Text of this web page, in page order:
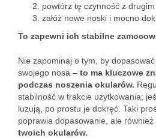
powtórz tę czynność z drugim
załóż nowe noski i mocno
To zapewni ich stabilne
Nie zapominaj o tym, by
swojego nosa – to ma kluczowe
podczas noszenia okularów.
stabilność w trakcie użytkowania;
luzują, po prostu je dokręć. Taki
poprawia dopasowanie, ale również
twoich okularów.